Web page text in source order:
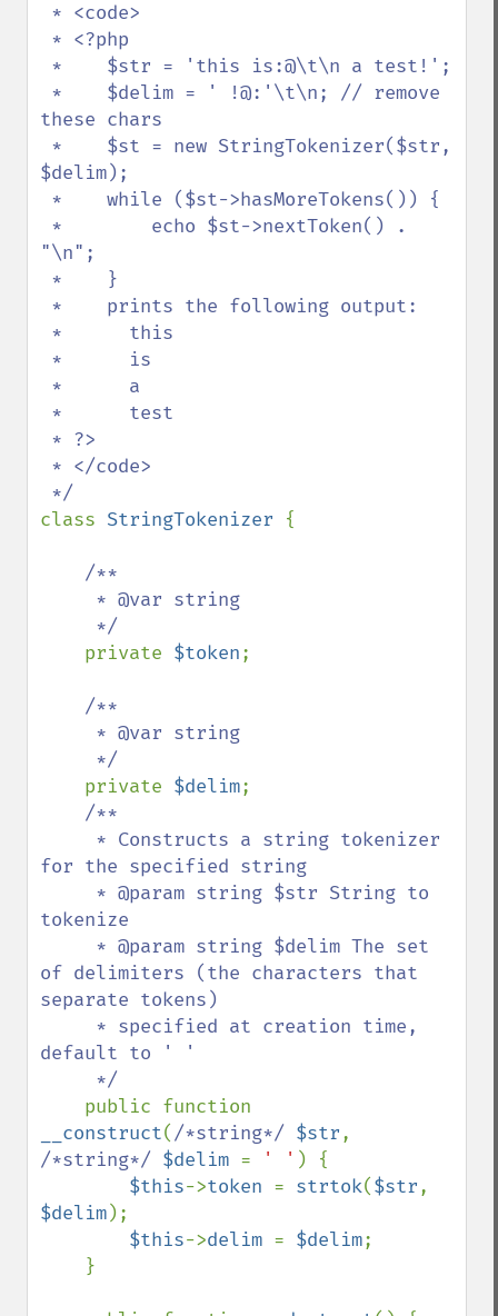
these chars
$delim);
"\n";
class StringTokenizer {
/**
private $token;
/**
private $delim;
/**
for the specified string
tokenize
of delimiters (the characters that
separate tokens)
default to ' '
__construct(/*string*/ $str
/*string*/ $delim = ' ' ) {
$this->token = strtok($str
$delim);
$this->delim = $delim;